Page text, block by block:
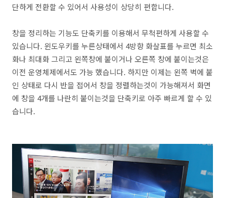
단하게 전환할 수 있어서 사용성이 상당히 편합니다.
창을 정리하는 기능도 단축키를 이용해서 무척편하게 사용할 수
있습니다. 윈도우키를 누른상태에서 4방향 화살표를 누르면 최소
화나 최대화 그리고 왼쪽창에 붙이거나 오른쪽 창에 붙이는것은
이전 운영체제에서도 가능 했습니다. 하지만 이제는 왼쪽 벽에 붙
인 상태로 다시 반을 접어서 창을 정렬하는것이 가능해져서 화면
에 창을 4개를 나란히 붙이는것을 단축키로 아주 빠르게 할 수 있
습니다.